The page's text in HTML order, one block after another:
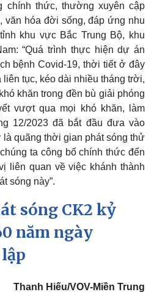
Đời sống
Nhà đẹp
Tình yêu - Gia đình
chính thức, thường xuyên cập
văn hóa đời sống, đáp ứng nhu
khu vực Bắc Trung Bộ, khu
“Quá trình thực hiện dự án
bệnh Covid-19, thời tiết ở đây
tục, kéo dài nhiều tháng trời,
khăn trong đền bù giải phóng
vượt qua mọi khó khăn, làm
12/2023 đã bắt đầu đưa vào
là quãng thời gian phát sóng thử
ta công bố chính thức đến
liên quan về việc khánh thành
sóng này”.
sóng CK2 kỷ
năm ngày
Thanh Hiếu/VOV-Miền Trung